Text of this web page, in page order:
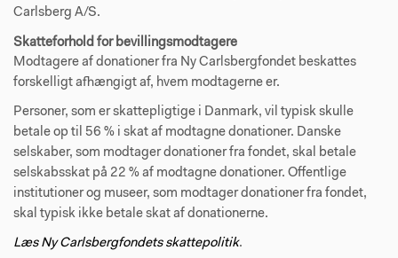
Carlsberg A/S.
Skatteforhold for bevillingsmodtagere
Modtagere af donationer fra Ny Carlsbergfondet beskattes
forskelligt afhængigt af, hvem modtagerne er.
Personer, som er skattepligtige i Danmark, vil typisk skulle
betale op til 56 % i skat af modtagne donationer. Danske
selskaber, som modtager donationer fra fondet, skal betale
selskabsskat på 22 % af modtagne donationer. Offentlige
institutioner og museer, som modtager donationer fra fondet,
skal typisk ikke betale skat af donationerne.
Læs Ny Carlsbergfondets skattepolitik.